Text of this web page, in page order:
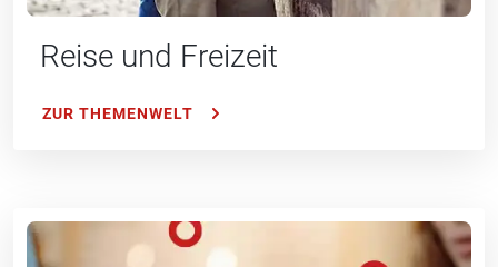
Reise und Freizeit
ZUR THEMENWELT